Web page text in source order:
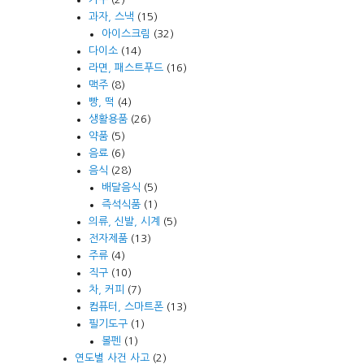
과자, 스낵 (15)
아이스크림 (32)
다이소(14)
라면, 패스트푸드(16)
맥주(8)
빵, 떡 (4)
생활용품(26)
약품(5)
음료(6)
음식 (28)
배달음식 (5)
즉석식품(1)
의류, 신발, 시계
(5)
전자제품(13)
주류(4)
직구(10)
차, 커피
(7)
컴퓨터, 스마트폰(13)
필기도구(1)
볼펜 (1)
연도별 사건 사고 (2)